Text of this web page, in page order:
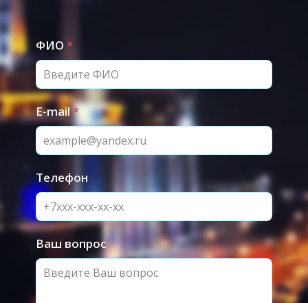
ФИО *
E-mail*
Телефон
Ваш вопрос